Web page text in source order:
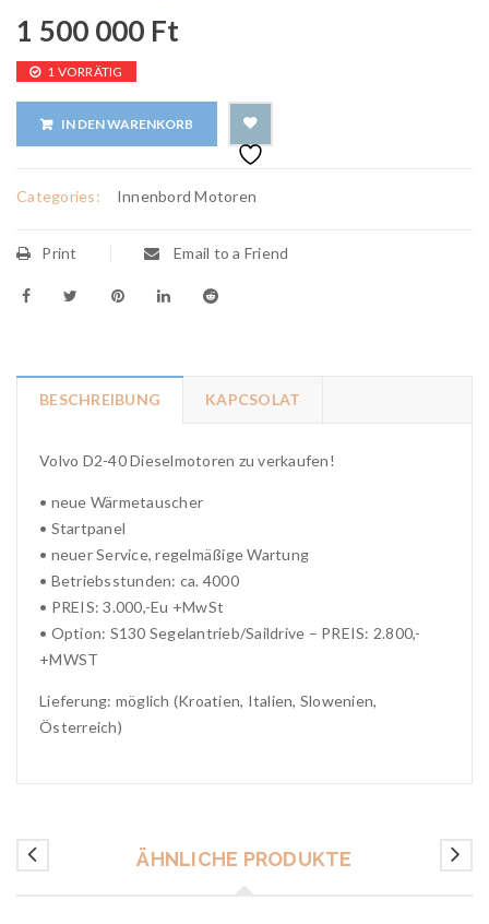
1 500 000 Ft
1 VORRÄTIG
IN DEN WARENKORB
Categories: Innenbord Motoren
Print Email to a Friend
BESCHREIBUNG KAPCSOLAT
Volvo D2-40 Dieselmotoren zu verkaufen!
• neue Wärmetauscher
• Startpanel
• neuer Service, regelmäßige Wartung
• Betriebsstunden: ca. 4000
• PREIS: 3.000,-Eu +MwSt
• Option: S130 Segelantrieb/Saildrive – PREIS: 2.800,-
+MWST
Lieferung: möglich (Kroatien, Italien, Slowenien,
Österreich)
ÄHNLICHE PRODUKTE